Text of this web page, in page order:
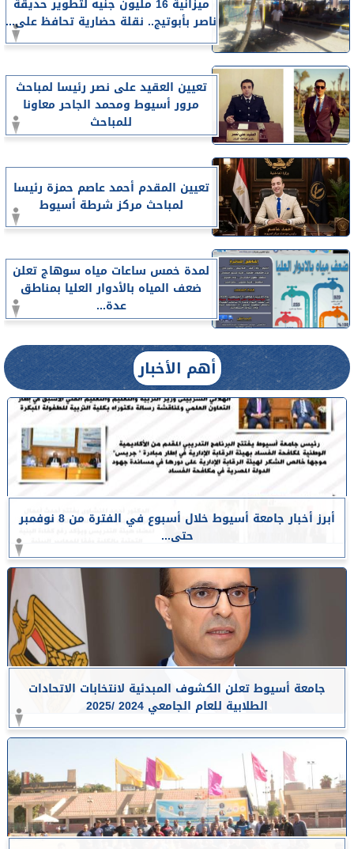
ميزانية 16 مليون جنيه لتطوير حديقة
ناصر بأبوتيج.. نقلة حضارية تحافظ على...
تعيين العقيد على نصر رئيسا لمباحث
مرور أسيوط ومحمد الجاحر معاونا
للمباحث
تعيين المقدم أحمد عاصم حمزة رئيسا
لمباحث مركز شرطة أسيوط
لمدة خمس ساعات مياه سوهاج تعلن
ضعف المياه بالأدوار العليا بمناطق
عدة...
أهم الأخبار
أبرز أخبار جامعة أسيوط خلال أسبوع في الفترة من 8 نوفمبر
حتى...
جامعة أسيوط تعلن الكشوف المبدئية لانتخابات الاتحادات
الطلابية للعام الجامعي 2024 /2025